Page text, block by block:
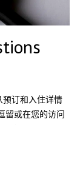
订和入住详情
留或在您的访问